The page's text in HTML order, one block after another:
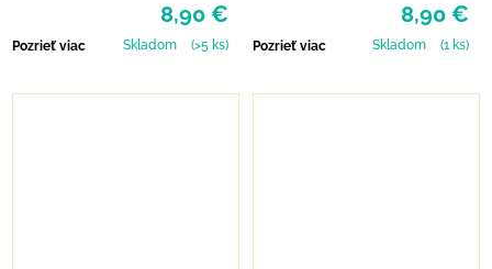
8,90 €
Pozrieť viac Skladom (>5 ks)
8,90 €
Pozrieť viac Skladom (1 ks)